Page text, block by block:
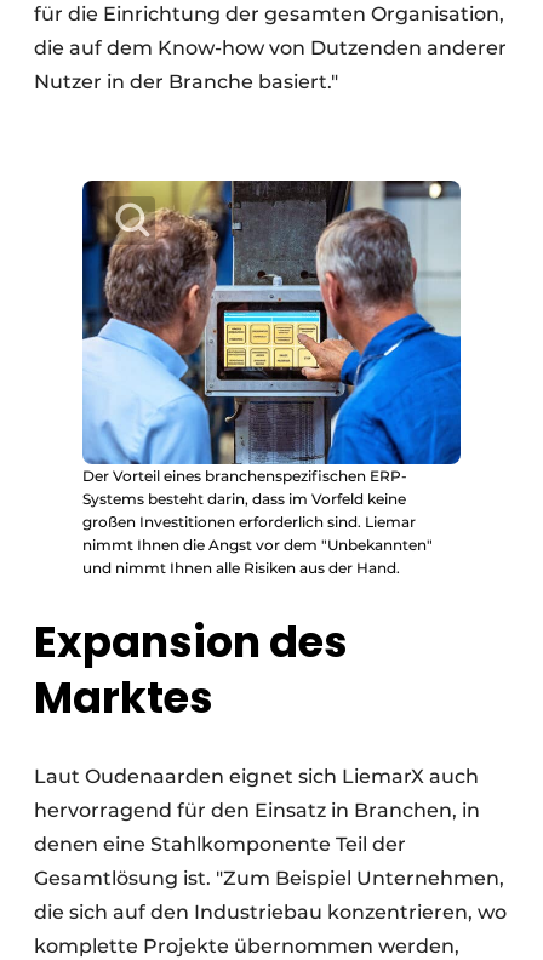
für die Einrichtung der gesamten Organisation,
die auf dem Know-how von Dutzenden anderer
Nutzer in der Branche basiert."
Der Vorteil eines branchenspezifischen ERP-
Systems besteht darin, dass im Vorfeld keine
großen Investitionen erforderlich sind. Liemar
nimmt Ihnen die Angst vor dem "Unbekannten"
und nimmt Ihnen alle Risiken aus der Hand.
Expansion des
Marktes
Laut Oudenaarden eignet sich LiemarX auch
hervorragend für den Einsatz in Branchen, in
denen eine Stahlkomponente Teil der
Gesamtlösung ist. "Zum Beispiel Unternehmen,
die sich auf den Industriebau konzentrieren, wo
komplette Projekte übernommen werden,